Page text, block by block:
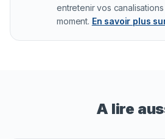
entretenir vos
moment. En savoir plus
A lire